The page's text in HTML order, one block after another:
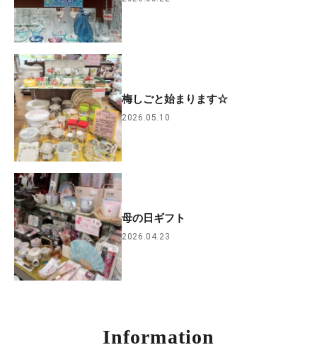
梅しごと始まります☆
2026.05.10
母の日ギフト
2026.04.23
Information